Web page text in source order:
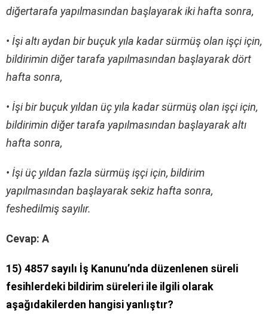
diğertarafa yapılmasından başlayarak iki hafta sonra,
• İşi altı aydan bir buçuk yıla kadar sürmüş olan işçi için,
bildirimin diğer tarafa yapılmasından başlayarak dört
hafta sonra,
• İşi bir buçuk yıldan üç yıla kadar sürmüş olan işçi için,
bildirimin diğer tarafa yapılmasından başlayarak altı
hafta sonra,
• İşi üç yıldan fazla sürmüş işçi için, bildirim
yapılmasından başlayarak sekiz hafta sonra,
feshedilmiş sayılır.
Cevap: A
15) 4857 sayılı İş Kanunu’nda düzenlenen süreli
fesihlerdeki bildirim süreleri ile ilgili olarak
aşağıdakilerden hangisi yanlıştır?